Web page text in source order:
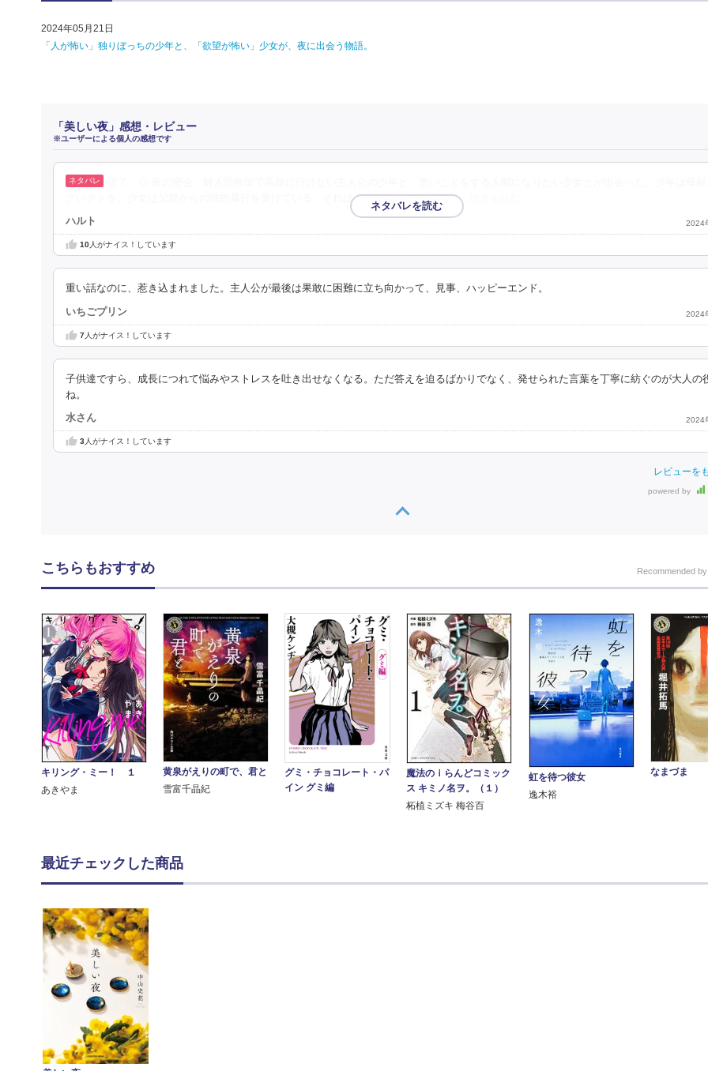
2024年05月21日
「人が怖い」独りぼっちの少年と、「欲望が怖い」少女が、夜に出会う物語。
「美しい夜」感想・レビュー
※ユーザーによる個人の感想です
グレクトを。少女は父親からの性的暴行を受けている。それは少女が登場して以降段 …続きを読む
ハルト 2024
10人がナイス！しています
重い話なのに、惹き込まれました。主人公が最後は果敢に困難に立ち向かって、見事、ハッピーエンド。
いちごプリン 2024
7人がナイス！しています
子供達ですら、成長につれて悩みやストレスを吐き出せなくなる。ただ答えを迫るばかりでなく、発せられた言葉を丁寧に紡ぐのが大人の
ね。
水さん 2024
3人がナイス！しています
レビューを
powered by
こちらもおすすめ Recommended by
キリング・ミー！ １
あきやま
黄泉がえりの町で、君と
雪富千晶紀
グミ・チョコレート・パ
イン グミ編
魔法のｉらんどコミック
ス キミノ名ヲ。（１）
柘植ミズキ 梅谷百
虹を待つ彼女
逸木裕
なまづま
最近チェックした商品